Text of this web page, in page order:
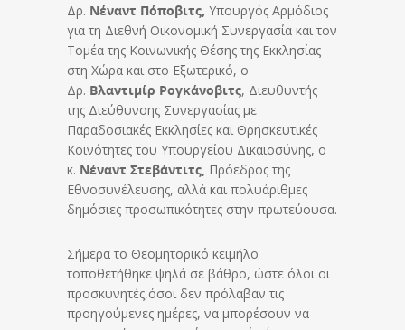
Δρ. Νέναντ Πόποβιτς, Υπουργός Αρμόδιος
για τη Διεθνή Οικονομική Συνεργασία και τον
Τομέα της Κοινωνικής Θέσης της Εκκλησίας
στη Χώρα και στο Εξωτερικό, ο
Δρ. Βλαντιμίρ Ρογκάνοβιτς, Διευθυντής
της Διεύθυνσης Συνεργασίας με
Παραδοσιακές Εκκλησίες και Θρησκευτικές
Κοινότητες του Υπουργείου Δικαιοσύνης, ο
κ. Νέναντ Στεβάντιτς, Πρόεδρος της
Εθνοσυνέλευσης, αλλά και πολυάριθμες
δημόσιες προσωπικότητες στην πρωτεύουσα.
Σήμερα το Θεομητορικό κειμήλο
τοποθετήθηκε ψηλά σε βάθρο, ώστε όλοι οι
προσκυνητές,όσοι δεν πρόλαβαν τις
προηγούμενες ημέρες, να μπορέσουν να